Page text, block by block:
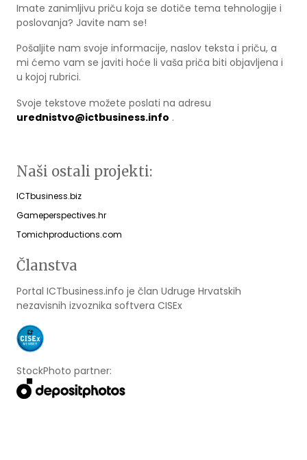
Imate zanimljivu priču koja se dotiče tema tehnologije i
poslovanja? Javite nam se!
Pošaljite nam svoje informacije, naslov teksta i priču, a
mi ćemo vam se javiti hoće li vaša priča biti objavljena i
u kojoj rubrici.
Svoje tekstove možete poslati na adresu
urednistvo@ictbusiness.info .
Naši ostali projekti:
ICTbusiness.biz
Gameperspectives.hr
Tomichproductions.com
Članstva
Portal ICTbusiness.info je član Udruge Hrvatskih
nezavisnih izvoznika softvera CISEx
StockPhoto partner: